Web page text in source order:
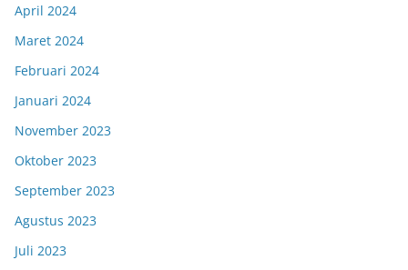
April 2024
Maret 2024
Februari 2024
Januari 2024
November 2023
Oktober 2023
September 2023
Agustus 2023
Juli 2023